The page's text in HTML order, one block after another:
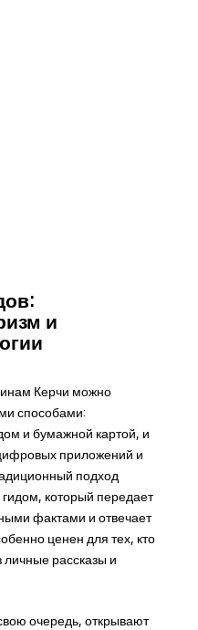
и
Керчи можно
способами:
и бумажной картой, и
приложений и
подход
который передает
фактами и отвечает
ценен для тех, кто
рассказы и
очередь, открывают